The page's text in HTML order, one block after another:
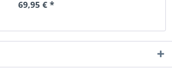
69,95 € *